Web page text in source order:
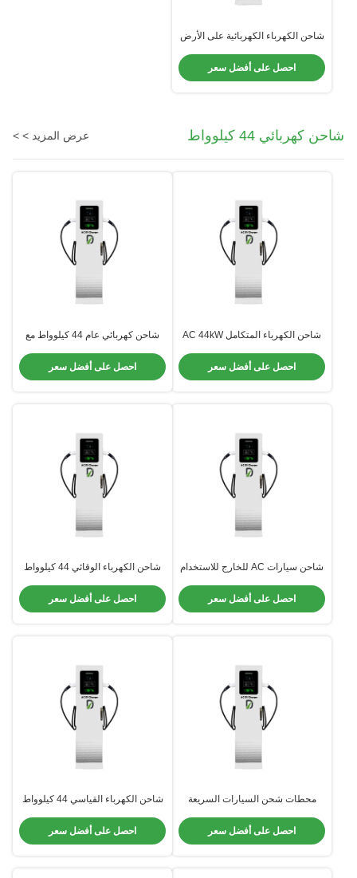
شاحن الكهرباء الكهربائية على الأرض
أمبير وضع 2 كومة شحن للسيارة
احصل على أفضل سعر
شاحن كهربائي 44 كيلوواط عرض المزيد > >
شاحن الكهرباء المتكامل AC 44kW
احصل على أفضل سعر
شاحن كهربائي عام 44 كيلوواط مع
احصل على أفضل سعر
شاحن سيارات AC للخارج للاستخدام
احصل على أفضل سعر
شاحن الكهرباء الوقائي 44 كيلوواط
الطاقة
احصل على أفضل سعر
محطات شحن السيارات السريعة
شاحن التيار المتردد نوع 2 IEC
احصل على أفضل سعر
شاحن الكهرباء القياسي 44 كيلوواط
حاجة إلى محول شاحن التيار المتردد
احصل على أفضل سعر